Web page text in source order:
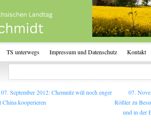
TS unterwegs Impressum und Datenschutz Kontakt
07. September 2012: Chemnitz will noch enger
China kooperieren
07.
Rößler zu
und in der